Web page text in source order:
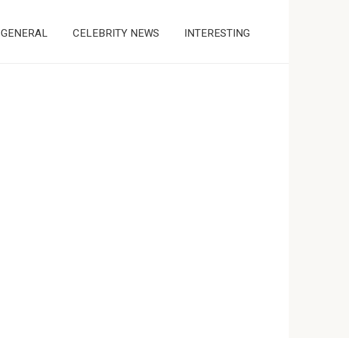
GENERAL CELEBRITY NEWS INTERESTING